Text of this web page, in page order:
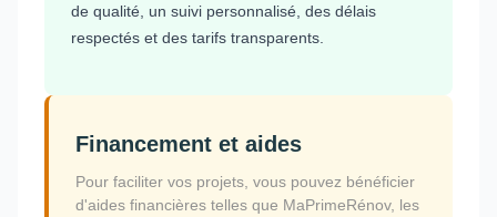
de qualité, un suivi personnalisé, des délais
respectés et des tarifs transparents.
Financement et aides
Pour faciliter vos projets, vous pouvez bénéficier
d'aides financières telles que MaPrimeRénov, les